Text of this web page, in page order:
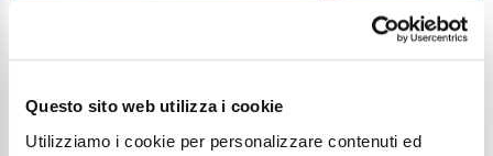
Questo sito web utilizza i cookie
Utilizziamo i cookie per personalizzare contenuti ed